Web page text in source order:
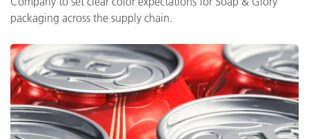
packaging across the supply chain.